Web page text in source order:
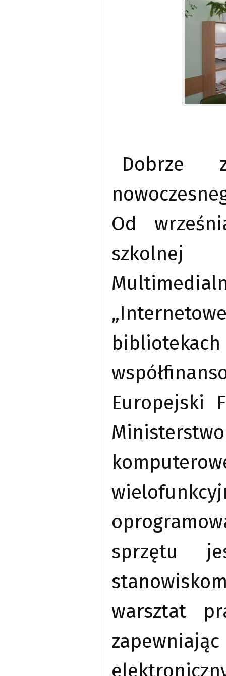
Dobrze
Od
szkolnej
Europejski
sprzętu
warsztat